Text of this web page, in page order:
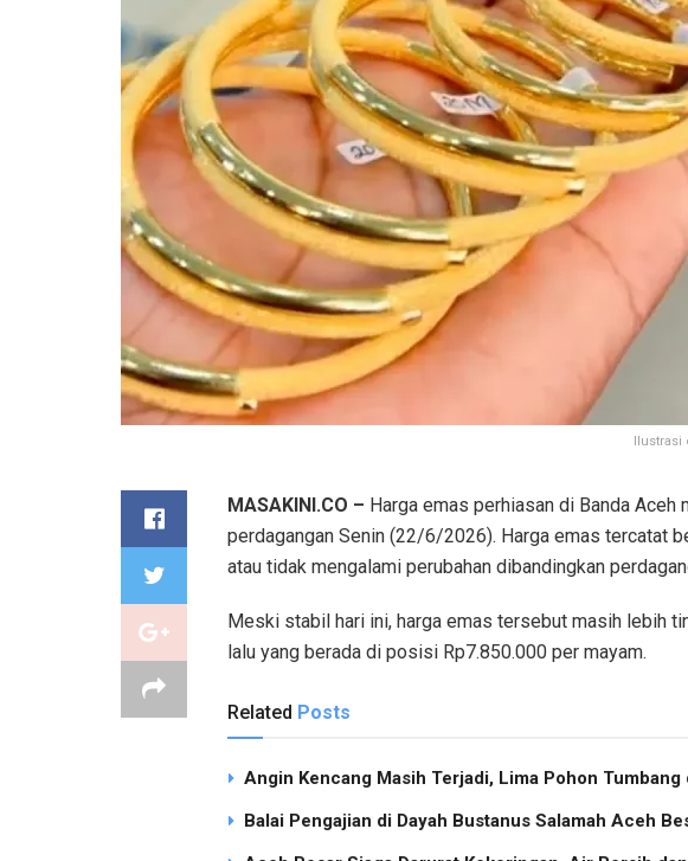
Ilustrasi
MASAKINI.CO – Harga emas perhiasan di Banda
perdagangan Senin (22/6/2026). Harga emas tercatat
atau tidak mengalami perubahan dibandingkan
Meski stabil hari ini, harga emas tersebut masih lebih
lalu yang berada di posisi Rp7.850.000 per mayam.
Related Posts
Angin Kencang Masih Terjadi, Lima Pohon Tumbang
Balai Pengajian di Dayah Bustanus Salamah Aceh